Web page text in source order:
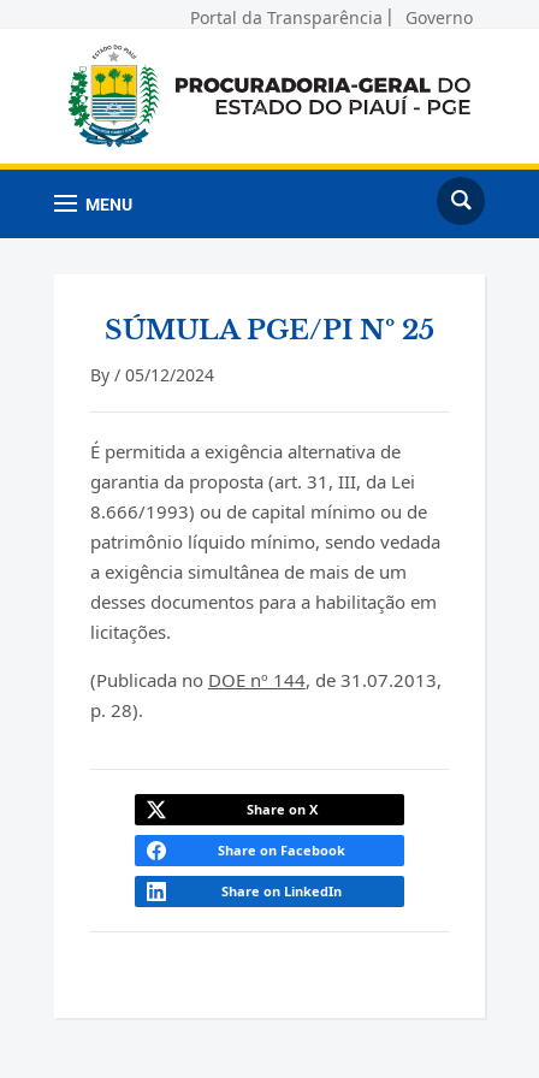
Portal da Transparência Governo
MENU
SÚMULA PGE/PI Nº 25
By / 05/12/2024
É permitida a exigência alternativa de
garantia da proposta (art. 31, III, da Lei
8.666/1993) ou de capital mínimo ou de
patrimônio líquido mínimo, sendo vedada
a exigência simultânea de mais de um
desses documentos para a habilitação em
licitações.
(Publicada no DOE nº 144, de 31.07.2013,
p. 28).
Share on X
Share on Facebook
Share on LinkedIn